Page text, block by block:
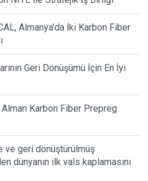
Almanya'da İki Karbon Fiber
Geri Dönüşümü İçin En İyi
Karbon Fiber Prepreg
ve geri dönüştürülmüş
dünyanın ilk vals kaplamasını